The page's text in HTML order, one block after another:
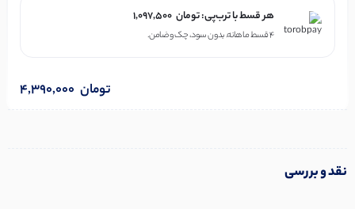
هر قسط با ترب‌پی: 1,097,500 تومان
۴ قسط ماهانه. بدون سود، چک و ضامن.
4,390,000 تومان
نقد و بررسی